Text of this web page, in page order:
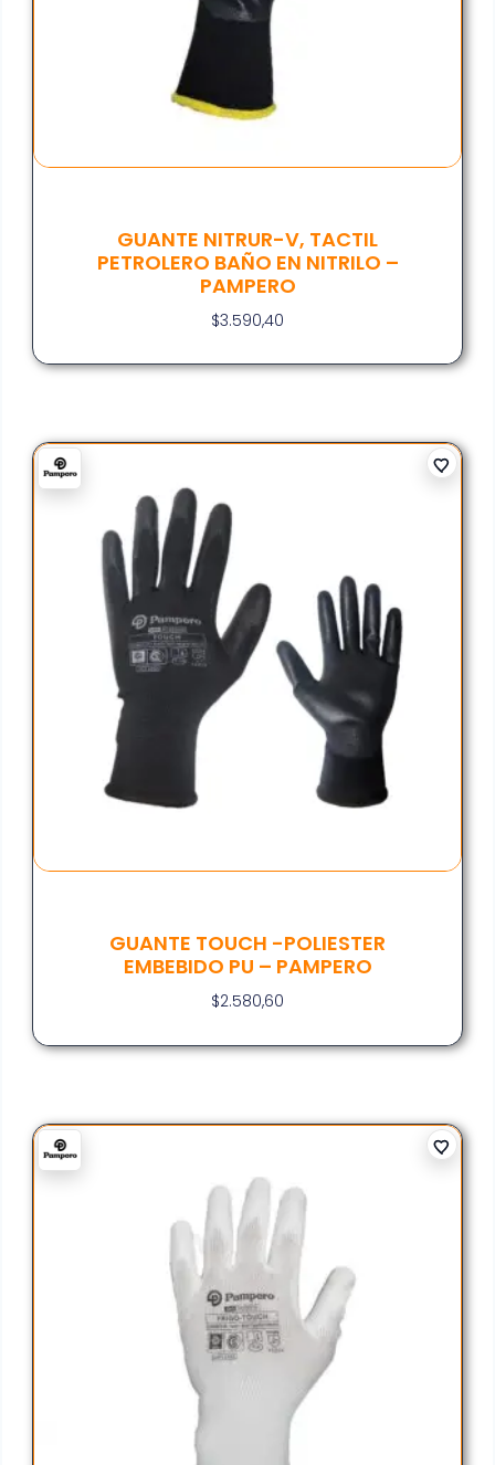
GUANTE NITRUR-V, TACTIL
PETROLERO BAÑO EN NITRILO –
PAMPERO
$3.590,40
GUANTE TOUCH -POLIESTER
EMBEBIDO PU – PAMPERO
$2.580,60